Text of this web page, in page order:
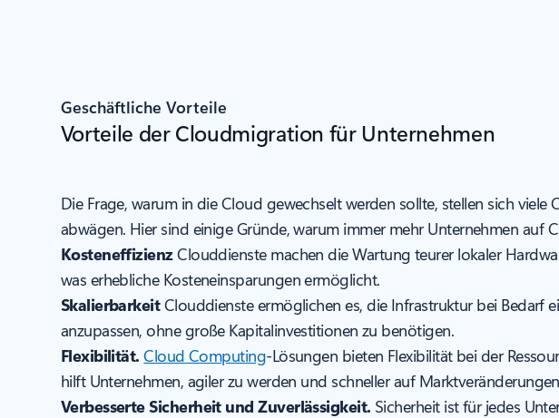
Geschäftliche Vorteile
Vorteile der Cloudmigration für Unternehmen
Die Frage, warum in die Cloud gewechselt werden sollte, stellen sich
abwägen. Hier sind einige Gründe, warum immer mehr Unternehmen auf
KosteneffizienzClouddienste machen die Wartung teurer lokaler
was erhebliche Kosteneinsparungen ermöglicht.
SkalierbarkeitClouddienste ermöglichen es, die Infrastruktur bei Bedarf
anzupassen, ohne große Kapitalinvestitionen zu benötigen.
Flexibilität. Cloud Computing-Lösungen bieten Flexibilität bei der
hilft Unternehmen, agiler zu werden und schneller auf
Verbesserte Sicherheit und Zuverlässigkeit. Sicherheit ist für jedes